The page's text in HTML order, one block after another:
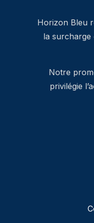
Horizon Bleu
la
Notre
privilégie